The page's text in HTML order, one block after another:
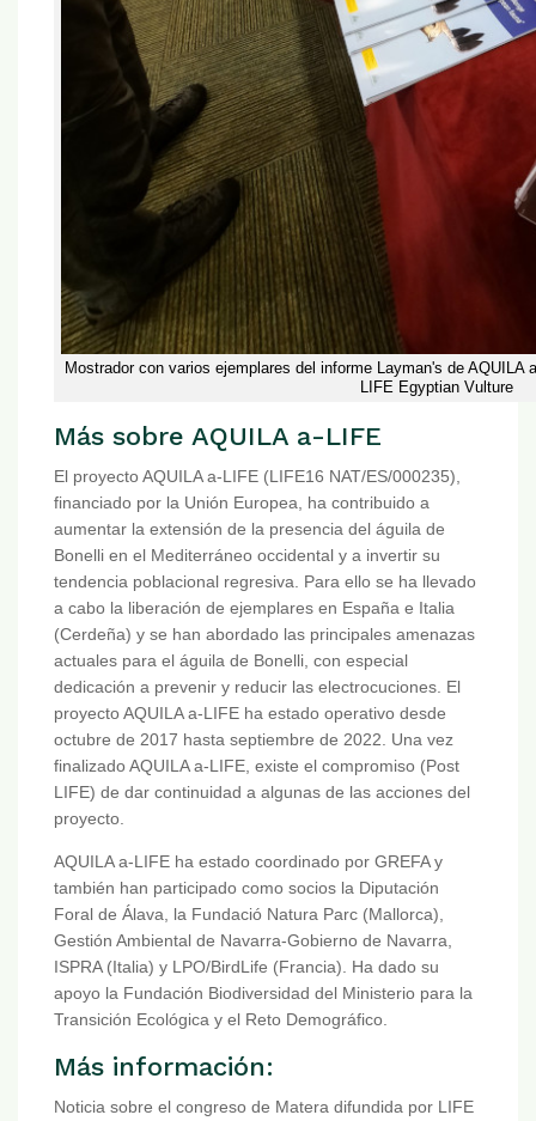
Mostrador con varios ejemplares del informe Layman's de AQUILA
LIFE Egyptian Vulture
Más sobre AQUILA a-LIFE
El proyecto AQUILA a-LIFE (LIFE16 NAT/ES/000235),
financiado por la Unión Europea, ha contribuido a
aumentar la extensión de la presencia del águila de
Bonelli en el Mediterráneo occidental y a invertir su
tendencia poblacional regresiva. Para ello se ha llevado
a cabo la liberación de ejemplares en España e Italia
(Cerdeña) y se han abordado las principales amenazas
actuales para el águila de Bonelli, con especial
dedicación a prevenir y reducir las electrocuciones. El
proyecto AQUILA a-LIFE ha estado operativo desde
octubre de 2017 hasta septiembre de 2022. Una vez
finalizado AQUILA a-LIFE, existe el compromiso (Post
LIFE) de dar continuidad a algunas de las acciones del
proyecto.
AQUILA a-LIFE ha estado coordinado por GREFA y
también han participado como socios la Diputación
Foral de Álava, la Fundació Natura Parc (Mallorca),
Gestión Ambiental de Navarra-Gobierno de Navarra,
ISPRA (Italia) y LPO/BirdLife (Francia). Ha dado su
apoyo la Fundación Biodiversidad del Ministerio para la
Transición Ecológica y el Reto Demográfico.
Más información:
Noticia sobre el congreso de Matera difundida por LIFE